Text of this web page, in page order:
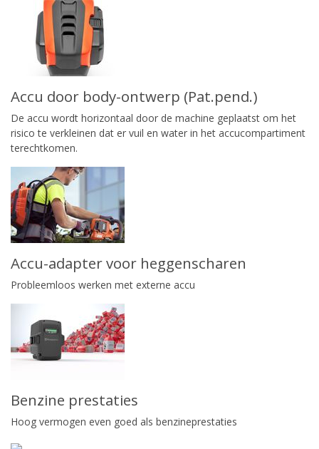
Accu door body-ontwerp (Pat.pend.)
De accu wordt horizontaal door de machine geplaatst om het
risico te verkleinen dat er vuil en water in het accucompartiment
terechtkomen.
Accu-adapter voor heggenscharen
Probleemloos werken met externe accu
Benzine prestaties
Hoog vermogen even goed als benzineprestaties